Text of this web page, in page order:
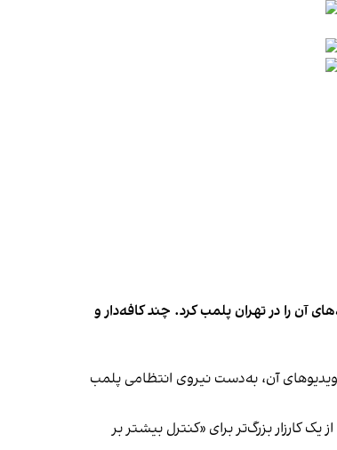
آن را در تهران پلمب کرد. چند کافه‌‌دار و
جین‌وست در خیابان فرشته تهران، شنبه ۱۹ مهر و پس از برگزاری جشنی در ۱۸ مهر و انتشار ویدیوهای آن، به‌دست نیروی انتظامی پلمب
بزرگ‌تر برای «کنترل بیشتر بر